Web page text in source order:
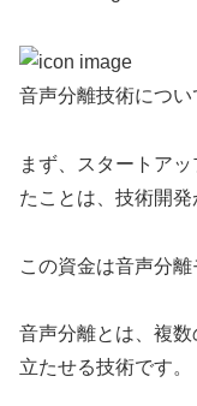
音声分離技術につい
まず、スタートア
たことは、技術開発
この資金は音声分
音声分離とは、複
立たせる技術です。